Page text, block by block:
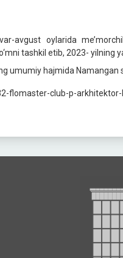
avgust oylarida
tashkil etib, 2023- yilning
umumiy hajmida Namangan